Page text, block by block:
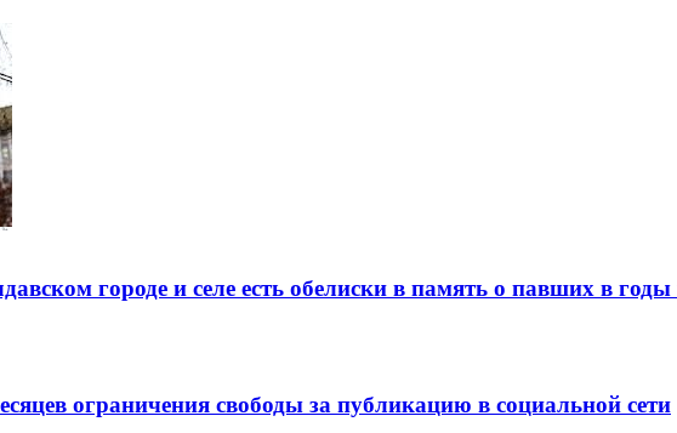
городе и селе есть обелиски в память о павших в
ограничения свободы за публикацию в социальной сети